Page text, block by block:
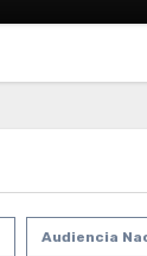
Audiencia